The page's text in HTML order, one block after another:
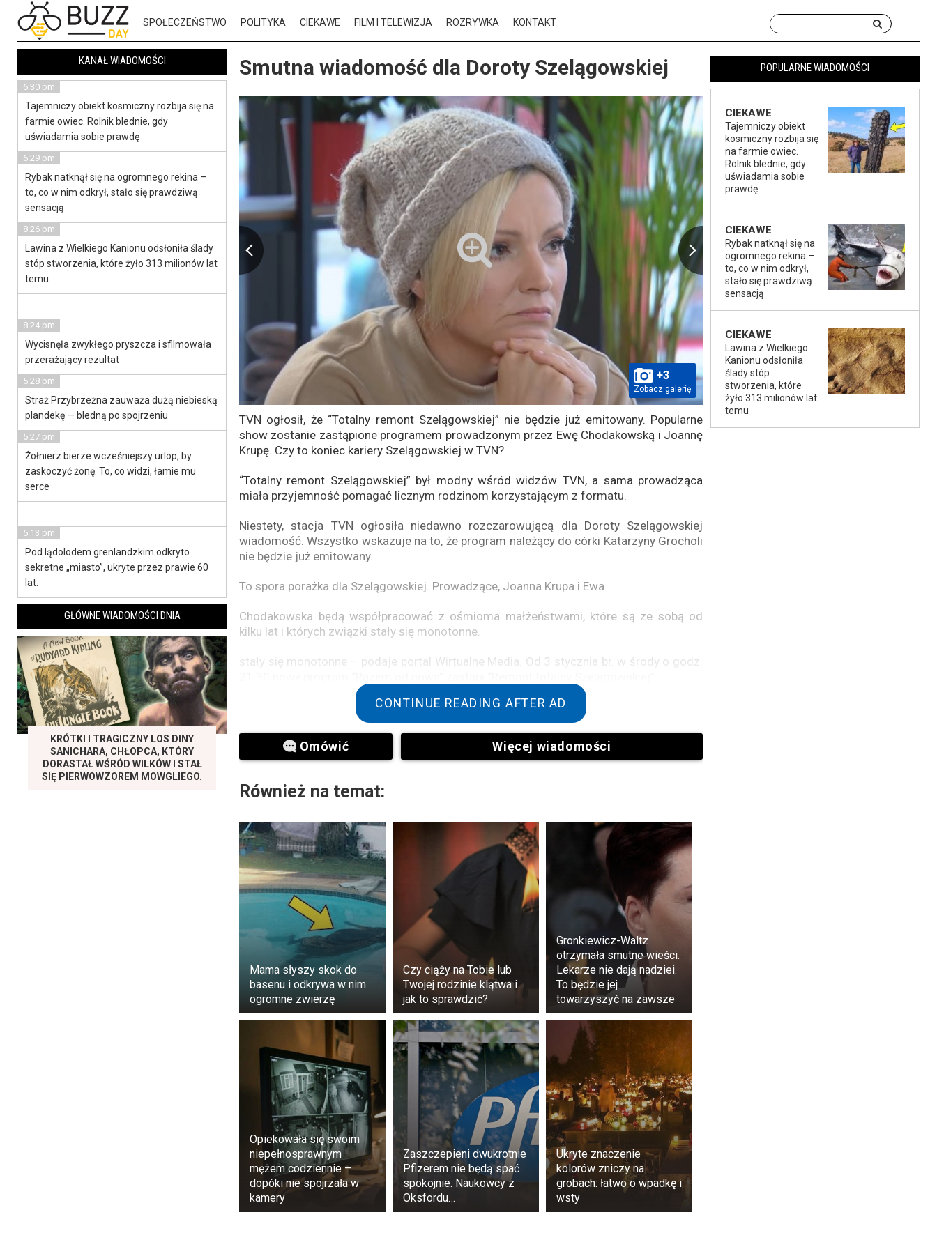
SPOŁECZEŃSTWO POLITYKA CIEKAWE FILM I TELEWIZJA ROZRYWKA KONTAKT
Smutna wiadomość dla Doroty Szelągowskiej
+3
Zobacz galerię
TVN ogłosił, że “Totalny remont Szelągowskiej” nie będzie już emitowany. Popularne
show zostanie zastąpione programem prowadzonym przez Ewę Chodakowską i Joannę
Krupę. Czy to koniec kariery Szelągowskiej w TVN?
“Totalny remont Szelągowskiej” był modny wśród widzów TVN, a sama prowadząca
miała przyjemność pomagać licznym rodzinom korzystającym z formatu.
Niestety, stacja TVN ogłosiła niedawno rozczarowującą dla Doroty Szelągowskiej
wiadomość. Wszystko wskazuje na to, że program należący do córki Katarzyny Grocholi
nie będzie już emitowany.
To spora porażka dla Szelągowskiej. Prowadzące, Joanna Krupa i Ewa
Chodakowska będą współpracować z ośmioma małżeństwami, które są ze sobą od
kilku lat i których związki stały się monotonne.
stały się monotonne – podaje portal Wirtualne Media. Od 3 stycznia br. w środy o godz.
Czy Dorota Szelągowska zostanie zwolniona z TVN?
Czy to oznacza, że Szelągowska odchodzi ze stacji Wiertnicza? Nic na to nie wskazuje.
Gwiazda TVN będzie jurorką nowego show “MasterChef” dla nastolatków. Program
pojawi się na antenie wiosną.
CONTINUE READING AFTER AD
Omówić Więcej wiadomości
Również na temat:
Mama słyszy skok do
basenu i odkrywa w nim
ogromne zwierzę
Czy ciąży na Tobie lub
Twojej rodzinie klątwa i
jak to sprawdzić?
Gronkiewicz-Waltz
otrzymała smutne wieści.
Lekarze nie dają nadziei.
To będzie jej
towarzyszyć na zawsze
Opiekowała się swoim
niepełnosprawnym
mężem codziennie –
dopóki nie spojrzała w
kamery
Zaszczepieni dwukrotnie
Pfizerem nie będą spać
spokojnie. Naukowcy z
Oksfordu…
Ukryte znaczenie
kolorów zniczy na
grobach: łatwo o wpadkę i
wsty
POPULARNE WIADOMOŚCI
CIEKAWE
Tajemniczy obiekt
kosmiczny rozbija się
na farmie owiec.
Rolnik blednie, gdy
uświadamia sobie
prawdę
CIEKAWE
Rybak natknął się na
ogromnego rekina –
to, co w nim odkrył,
stało się prawdziwą
sensacją
CIEKAWE
Lawina z Wielkiego
Kanionu odsłoniła
ślady stóp
stworzenia, które
żyło 313 milionów lat
temu
KANAŁ WIADOMOŚCI
6:30 pm
Tajemniczy obiekt kosmiczny rozbija się na
farmie owiec. Rolnik blednie, gdy
uświadamia sobie prawdę
6:29 pm
Rybak natknął się na ogromnego rekina –
to, co w nim odkrył, stało się prawdziwą
sensacją
8:26 pm
Lawina z Wielkiego Kanionu odsłoniła ślady
stóp stworzenia, które żyło 313 milionów lat
temu
8:24 pm
Wycisnęła zwykłego pryszcza i sfilmowała
przerażający rezultat
5:28 pm
Straż Przybrzeżna zauważa dużą niebieską
plandekę — bledną po spojrzeniu
5:27 pm
Żołnierz bierze wcześniejszy urlop, by
zaskoczyć żonę. To, co widzi, łamie mu
serce
5:13 pm
Pod lądolodem grenlandzkim odkryto
sekretne „miasto”, ukryte przez prawie 60
lat.
GŁÓWNE WIADOMOŚCI DNIA
KRÓTKI I TRAGICZNY LOS DINY
SANICHARA, CHŁOPCA, KTÓRY
DORASTAŁ WŚRÓD WILKÓW I STAŁ
SIĘ PIERWOWZOREM MOWGLIEGO.